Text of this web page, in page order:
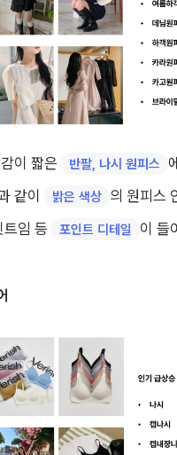
이 짧은 반팔, 나시 원피스
같이
밝은 색상 의 원피스
트임 등
포인트 디테일 이 들